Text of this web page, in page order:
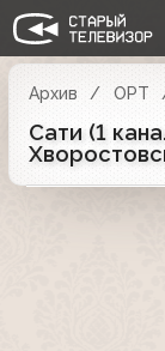
Архив ОРТ
Сати (1